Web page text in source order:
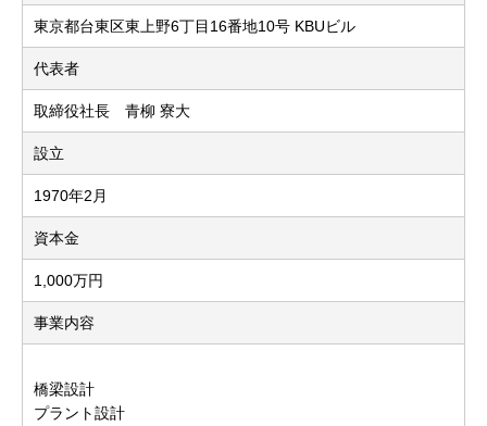
東京都台東区東上野6丁目16番地10号 KBUビル
代表者
取締役社長 青柳 寮大
設立
1970年2月
資本金
1,000万円
事業内容
橋梁設計
プラント設計